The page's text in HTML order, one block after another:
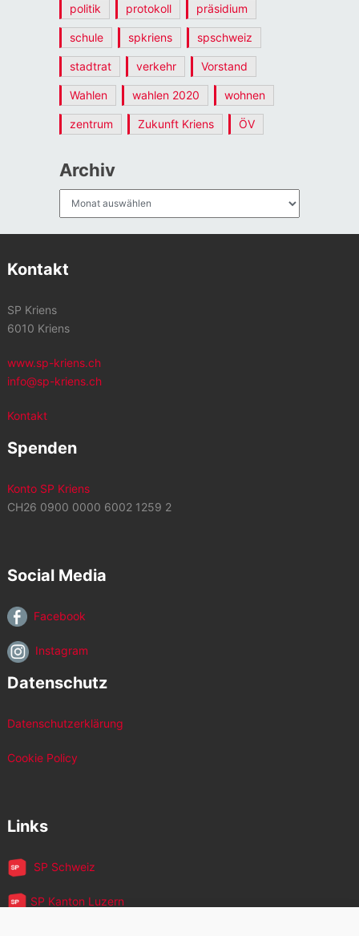
politik protokoll präsidium
schule spkriens spschweiz
stadtrat verkehr Vorstand
Wahlen wahlen 2020 wohnen
zentrum Zukunft Kriens ÖV
Archiv
Kontakt
SP Kriens
6010 Kriens
www.sp-kriens.ch
info@sp-kriens.ch
Kontakt
Spenden
Konto SP Kriens
CH26 0900 0000 6002 1259 2
Social Media
Facebook
Instagram
Datenschutz
Datenschutzerklärung
Cookie Policy
Links
SP Schweiz
SP Kanton Luzern